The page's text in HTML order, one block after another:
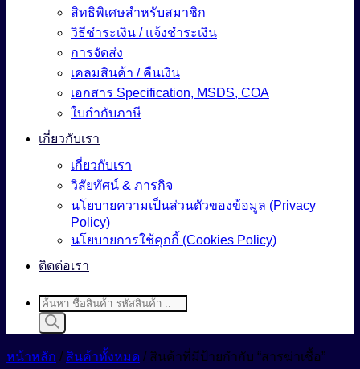
สิทธิพิเศษสำหรับสมาชิก
วิธีชำระเงิน / แจ้งชำระเงิน
การจัดส่ง
เคลมสินค้า / คืนเงิน
เอกสาร Specification, MSDS, COA
ใบกำกับภาษี
เกี่ยวกับเรา
เกี่ยวกับเรา
วิสัยทัศน์ & ภารกิจ
นโยบายความเป็นส่วนตัวของข้อมูล (Privacy
Policy)
นโยบายการใช้คุกกี้ (Cookies Policy)
ติดต่อเรา
Products
search
หน้าหลัก / สินค้าทั้งหมด / สินค้าที่มีป้ายกำกับ “สารฆ่าเชื้อ”